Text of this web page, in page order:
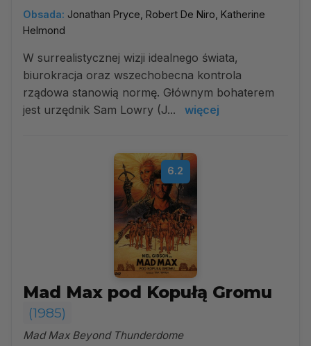
Obsada: Jonathan Pryce, Robert De Niro, Katherine
Helmond
W surrealistycznej wizji idealnego świata,
biurokracja oraz wszechobecna kontrola
rządowa stanowią normę. Głównym bohaterem
jest urzędnik Sam Lowry (J...
więcej
6.2
Mad Max pod Kopułą Gromu
(1985)
Mad Max Beyond Thunderdome